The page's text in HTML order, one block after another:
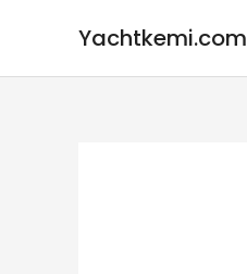
indholdet
Yachtkemi.com